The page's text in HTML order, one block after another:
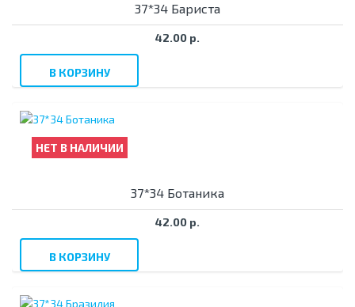
37*34 Бариста
42.00 р.
В КОРЗИНУ
НЕТ В НАЛИЧИИ
37*34 Ботаника
42.00 р.
В КОРЗИНУ